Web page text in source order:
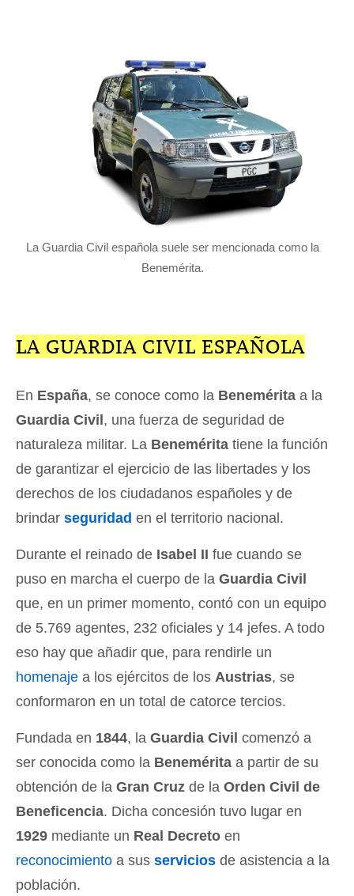
La Guardia Civil española suele ser mencionada como la
Benemérita.
LA GUARDIA CIVIL ESPAÑOLA
En España, se conoce como la Benemérita a la
Guardia Civil, una fuerza de seguridad de
naturaleza militar. La Benemérita tiene la función
de garantizar el ejercicio de las libertades y los
derechos de los ciudadanos españoles y de
brindar seguridad en el territorio nacional.
Durante el reinado de Isabel II fue cuando se
puso en marcha el cuerpo de la Guardia Civil
que, en un primer momento, contó con un equipo
de 5.769 agentes, 232 oficiales y 14 jefes. A todo
eso hay que añadir que, para rendirle un
homenaje a los ejércitos de los Austrias, se
conformaron en un total de catorce tercios.
Fundada en 1844, la Guardia Civil comenzó a
ser conocida como la Benemérita a partir de su
obtención de la Gran Cruz de la Orden Civil de
Beneficencia. Dicha concesión tuvo lugar en
1929 mediante un Real Decreto en
reconocimiento a sus servicios de asistencia a la
población.